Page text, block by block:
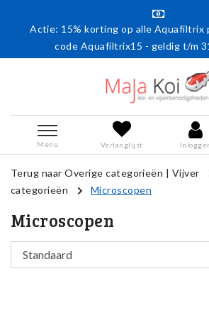
Actie: 15% korting op alle Aquafiltrix
code Aquafiltrix15 - geldig t/m
Menu Verlanglijst
Terug naar Overige categorieën | Vijver
categorieën
Microscopen
Microscopen